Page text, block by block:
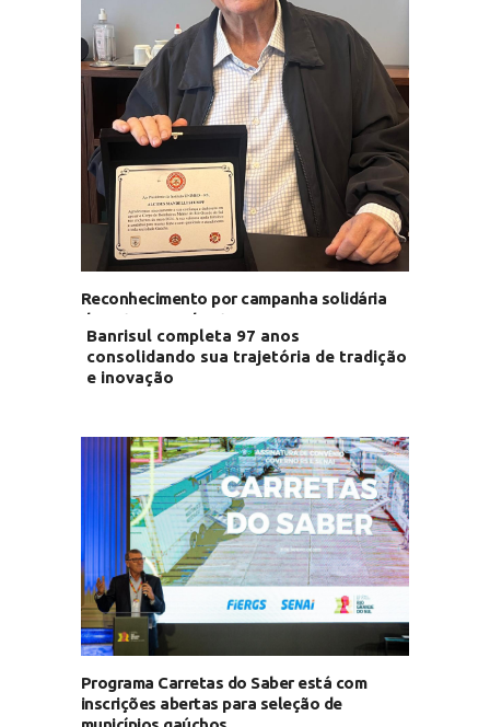
Reconhecimento por campanha solidária
durante as enchentes
Banrisul completa 97 anos
consolidando sua trajetória de tradição
e inovação
Programa Carretas do Saber está com
inscrições abertas para seleção de